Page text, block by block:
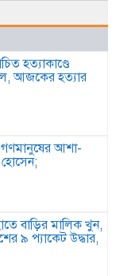
হত্যাকাণ্ডে
আজকের হত্যার
আশা-
হোসেন;
বাড়ির মালিক খুন,
৯ প্যাকেট উদ্ধার,